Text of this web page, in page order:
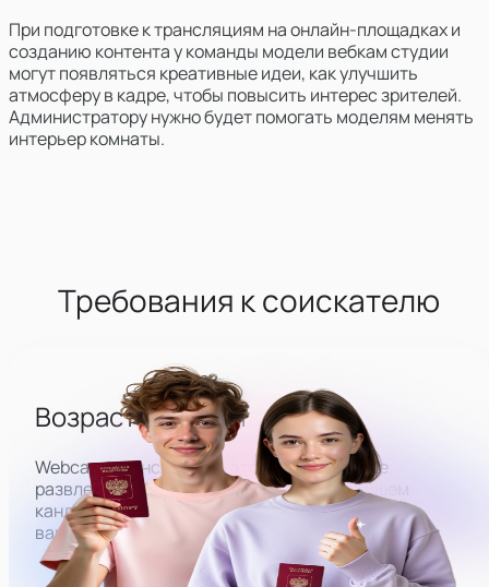
При подготовке к трансляциям на онлайн-площадках и
созданию контента у команды модели вебкам студии
могут появляться креативные идеи, как улучшить
атмосферу в кадре, чтобы повысить интерес зрителей.
Администратору нужно будет помогать моделям менять
интерьер комнаты.
Требования к соискателю
Возраст от 18 лет
Webcam-трансляции — это бизнес в сфере
развлечений для взрослых, поэтому мы ищем
кандидатов на работу строго 18+. Пол для этой
вакансии не имеет значения.